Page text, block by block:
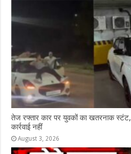
तेज रफ्तार कार पर युवकों का खतरनाक
कार्रवाई नहीं
August 3, 2026